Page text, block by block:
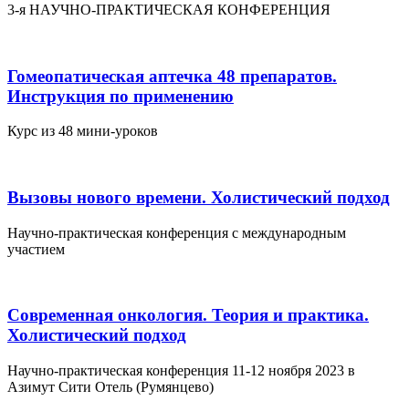
3-я НАУЧНО-ПРАКТИЧЕСКАЯ КОНФЕРЕНЦИЯ
Гомеопатическая аптечка 48 препаратов.
Инструкция по применению
Курс из 48 мини-уроков
Вызовы нового времени. Холистический подход
Научно-практическая конференция с международным
участием
Современная онкология. Теория и практика.
Холистический подход
Научно-практическая конференция 11-12 ноября 2023 в
Азимут Сити Отель (Румянцево)